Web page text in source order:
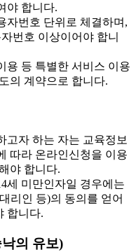
야 합니다.
번호 단위로 체결하며,
번호 이상이어야 합니
등 특별한 서비스 이용
의 계약으로 합니다.
자 하는 자는 교육정보
따라 온라인신청을 이용
야 합니다.
세 미만인자일 경우에는
리인 등)의 동의를 얻어
합니다.
의 유보)